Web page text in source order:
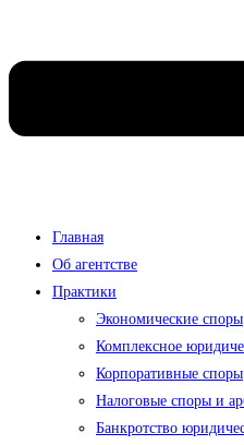
Главная
Об агентстве
Практики
Экономические споры
Комплексное
Корпоративные споры
Налоговые споры и
Банкротство